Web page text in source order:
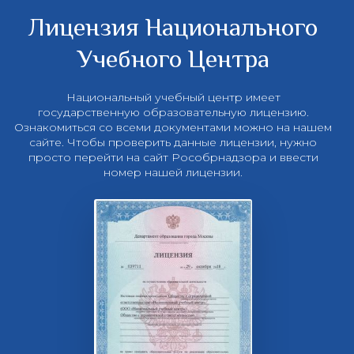
Лицензия Национального
Учебного Центра
Национальный учебный центр имеет
государственную образовательную лицензию.
Ознакомиться со всеми документами можно на нашем
сайте. Чтобы проверить данные лицензии, нужно
просто перейти на сайт Рособрнадзора и ввести
номер нашей лицензии.